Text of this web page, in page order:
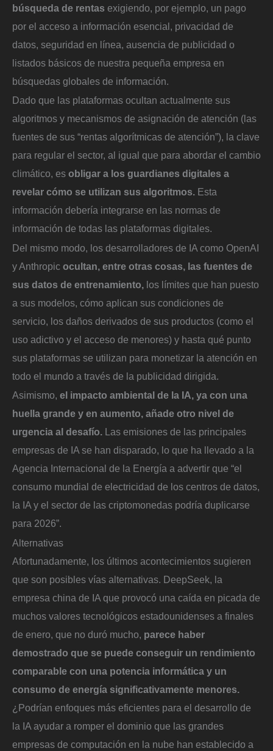
búsqueda de rentas exigiendo, por ejemplo, un pago
por el acceso a información esencial, privacidad de
datos, seguridad en línea, ausencia de publicidad o
listados básicos de nuestra pequeña empresa en
búsquedas globales de información.
Dado que las plataformas ocultan actualmente sus
algoritmos y mecanismos de asignación de atención (las
fuentes de sus “rentas algorítmicas de atención”), la clave
para regular el sector, al igual que para abordar el cambio
climático, es obligar a los guardianes digitales a
revelar cómo se utilizan sus algoritmos. Esta
información debería integrarse en las normas de
información de todas las plataformas digitales.
Del mismo modo, los desarrolladores de IA como OpenAI
y Anthropic ocultan, entre otras cosas, las fuentes de
sus datos de entrenamiento, los límites que han puesto
a sus modelos, cómo aplican sus condiciones de
servicio, los daños derivados de sus productos (como el
uso adictivo y el acceso de menores) y hasta qué punto
sus plataformas se utilizan para monetizar la atención en
todo el mundo a través de la publicidad dirigida.
Asimismo, el impacto ambiental de la IA, ya con una
huella grande y en aumento, añade otro nivel de
urgencia al desafío. Las emisiones de las principales
empresas de IA se han disparado, lo que ha llevado a la
Agencia Internacional de la Energía a advertir que “el
consumo mundial de electricidad de los centros de datos,
la IA y el sector de las criptomonedas podría duplicarse
para 2026”.
Alternativas
Afortunadamente, los últimos acontecimientos sugieren
que son posibles vías alternativas. DeepSeek, la
empresa china de IA que provocó una caída en picada de
muchos valores tecnológicos estadounidenses a finales
de enero, que no duró mucho, parece haber
demostrado que se puede conseguir un rendimiento
comparable con una potencia informática y un
consumo de energía significativamente menores.
¿Podrían enfoques más eficientes para el desarrollo de
la IA ayudar a romper el dominio que las grandes
empresas de computación en la nube han establecido a